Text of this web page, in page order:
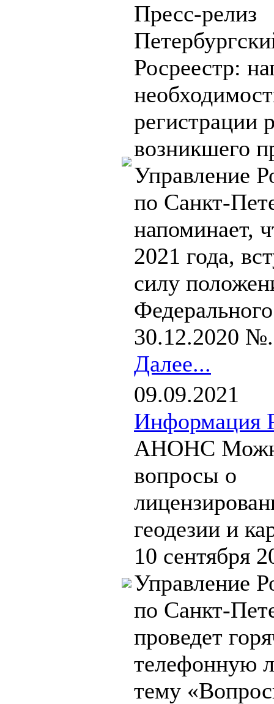
Пресс-релиз
Росреестр:
регистрации
возникшего
Управление
по Санкт-
напоминает,
2021 года,
силу
30.12.2020
Далее...
09.09.2021
Информация
АНОНС
вопросы о
геодезии и
10 сентября
Управление
по Санкт-
проведет
телефонную
тему